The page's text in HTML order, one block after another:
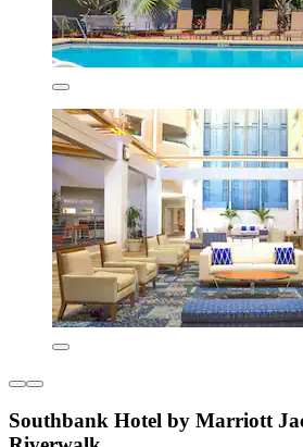
Southbank Hotel by Marriott